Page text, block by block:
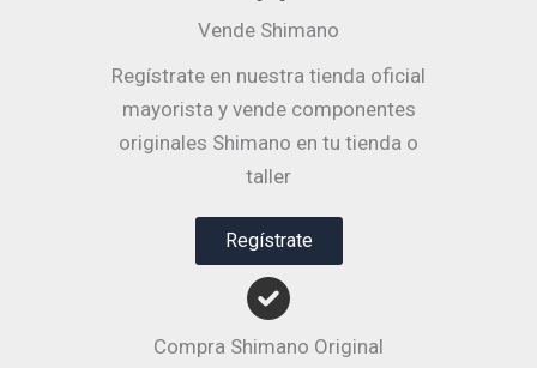
Vende Shimano
Regístrate en nuestra tienda oficial
mayorista y vende componentes
originales Shimano en tu tienda o
taller
Regístrate
Compra Shimano Original